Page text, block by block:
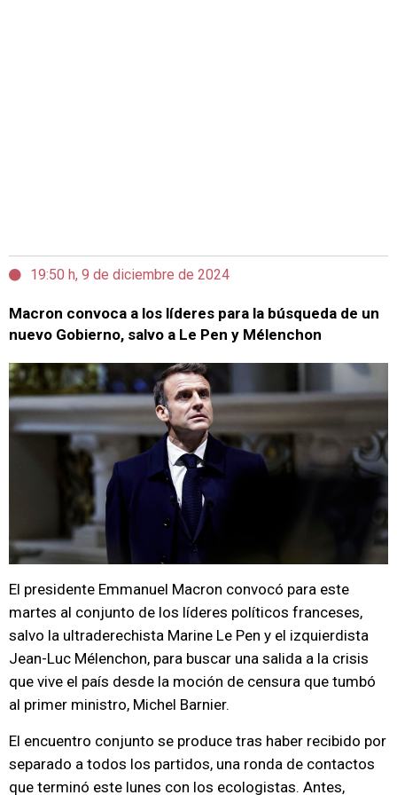
19:50 h, 9 de diciembre de 2024
Macron convoca a los líderes para la búsqueda de un
nuevo Gobierno, salvo a Le Pen y Mélenchon
El presidente Emmanuel Macron convocó para este
martes al conjunto de los líderes políticos franceses,
salvo la ultraderechista Marine Le Pen y el izquierdista
Jean-Luc Mélenchon, para buscar una salida a la crisis
que vive el país desde la moción de censura que tumbó
al primer ministro, Michel Barnier.
El encuentro conjunto se produce tras haber recibido por
separado a todos los partidos, una ronda de contactos
que terminó este lunes con los ecologistas. Antes,